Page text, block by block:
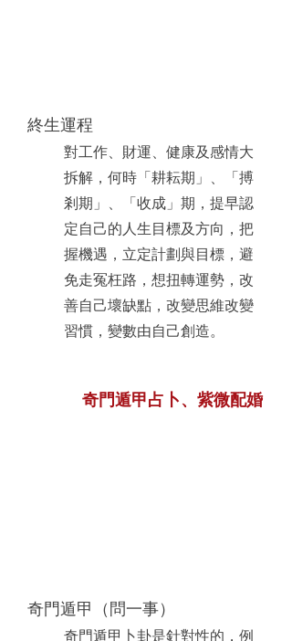
終生運程
對工作、財運、健康及感情大
拆解，何時「耕耘期」、「搏
剎期」、「收成」期，提早認
定自己的人生目標及方向，把
握機遇，立定計劃與目標，避
免走冤枉路，想扭轉運勢，改
善自己壞缺點，改變思維改變
習慣，變數由自己創造。
奇門遁甲占卜、紫微配婚
奇門遁甲（問一事）
奇門遁甲卜卦是針對性的，例